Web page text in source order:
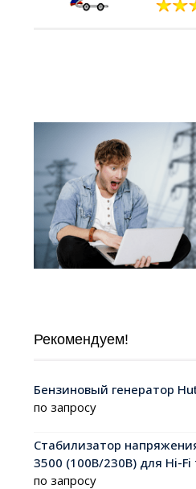
Рекомендуем!
Бензиновый генератор
по запросу
Стабилизатор
3500 (100В/230В) для Hi-Fi
по запросу